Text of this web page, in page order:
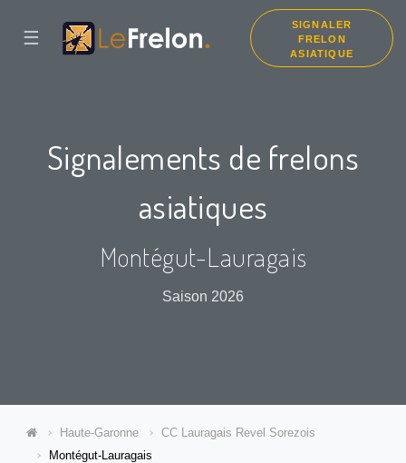
☰
SIGNALER
FRELON
ASIATIQUE
Signalements de frelons
asiatiques
Montégut-Lauragais
Saison 2026
Haute-Garonne
CC Lauragais Revel Sorezois
Montégut-Lauragais